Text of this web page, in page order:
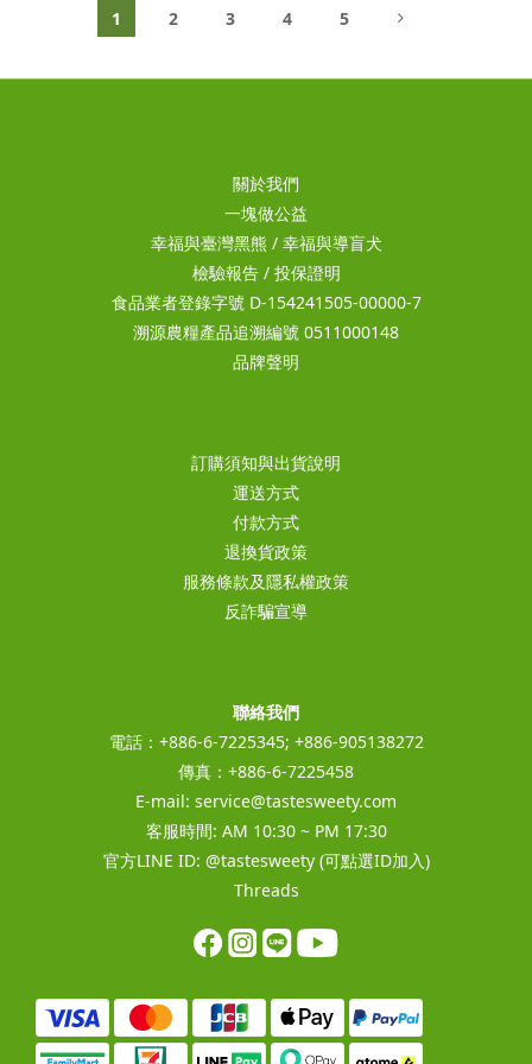
1 2 3 4 5
關於我們
一塊做公益
幸福與臺灣黑熊 / 幸福與導盲犬
檢驗報告/ 投保證明
食品業者登錄字號 D-154241505-00000-7
溯源農糧產品追溯編號 0511000148
品牌聲明
訂購須知與出貨說明
運送方式
付款方式
退換貨政策
服務條款及隱私權政策
反詐騙宣導
聯絡我們
電話：+886-6-7225345; +886-905138272
傳真：+886-6-7225458
E-mail: service@tastesweety.com
客服時間: AM 10:30 ~ PM 17:30
官方LINE ID: @tastesweety(可點選ID加入)
Threads